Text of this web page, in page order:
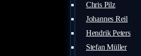
Chris Pilz
Johannes Reil
Hendrik Peters
Stefan Müller